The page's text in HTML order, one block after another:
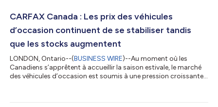
CARFAX Canada : Les prix des véhicules
d’occasion continuent de se stabiliser tandis
que les stocks augmentent
LONDON, Ontario--(BUSINESS WIRE)--Au moment où les
Canadiens s’apprêtent à accueillir la saison estivale, le marché
des véhicules d’occasion est soumis à une pression croissante
marché des véhicules d’occasion de CARFAX Canada révèle que,